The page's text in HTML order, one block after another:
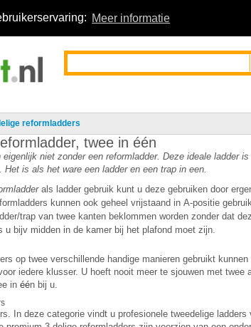
Meer informatie
reformladders
twee in één
niet zonder een reformladder. Deze ideale ladder is
Het is als het ware een ladder en een trap in een.
als ladder gebruik kunt u deze gebruiken door
kunnen ook geheel vrijstaand in A-positie
trap van twee kanten beklommen worden zonder dat
u bijv midden in de kamer bij het plafond moet zijn.
op twee verschillende handige manieren gebruikt
iedere klusser. U hoeft nooit meer te sjouwen met twee
in één bij u.
In deze categorie vindt u profesionele tweedelige ladders